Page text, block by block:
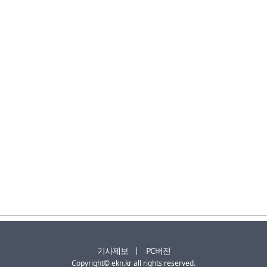
기사제보 PC버전
Copyright© ekn.kr all rights reserved.